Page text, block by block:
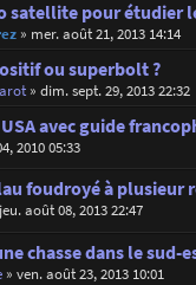
satellite pour étudier
» mer. août 21, 2013 14:14
ou superbolt ?
» dim. sept. 29, 2013 22:32
avec guide
2010 05:33
foudroyé à plusieur
jeu. août 08, 2013 22:47
chasse dans le sud-
» ven. août 23, 2013 10:01